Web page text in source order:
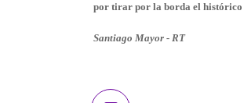
por tirar por la borda el histórico
Santiago Mayor - RT